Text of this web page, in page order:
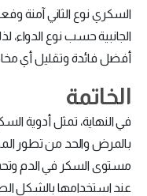
السكري نوع الثاني آمنة
الجانبية حسب نوع الدواء،
أفضل فائدة وتقليل أي
الخاتمة
في النهاية، تمثل أدوية
بالمرض والحد من تطور
مستوى السكر في الدم
عند استخدامها بالشكل